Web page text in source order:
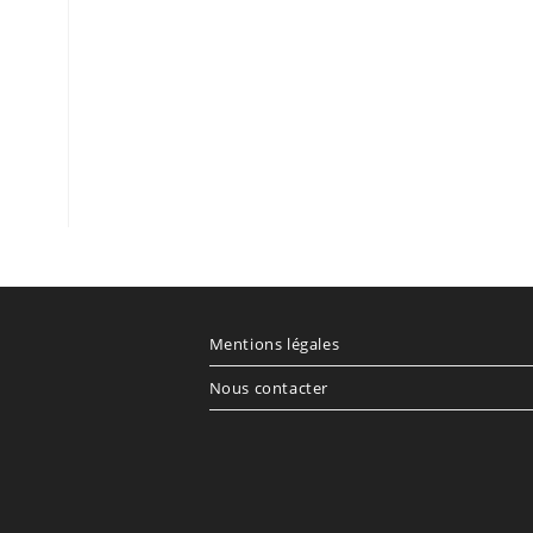
Mentions légales
Nous contacter